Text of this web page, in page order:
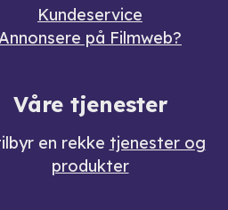
Kundeservice
på Filmweb?
Våre tjenester
en rekke tjenester og
produkter